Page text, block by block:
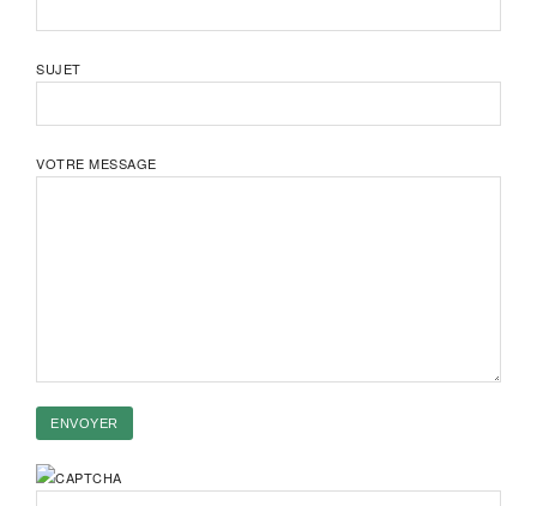
SUJET
VOTRE MESSAGE